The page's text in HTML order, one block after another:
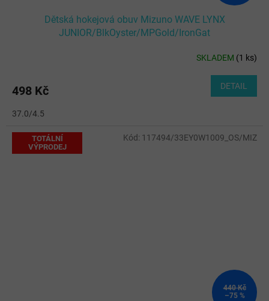
Dětská hokejová obuv Mizuno WAVE LYNX
JUNIOR/BlkOyster/MPGold/IronGat
SKLADEM (1 ks)
498 Kč DETAIL
37.0/4.5
TOTÁLNÍ
VÝPRODEJ
440 Kč
–75 %
Kód: 117494/33EY0W1009_OS/MIZ